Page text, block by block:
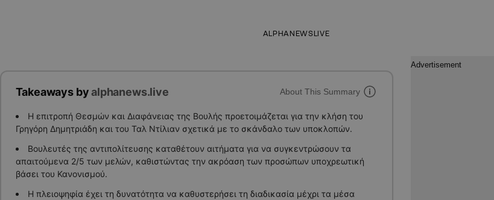
ALPHANEWSLIVE
Takeaways byalphanews.live About This Summary
Η επιτροπή Θεσμών και Διαφάνειας της Βουλής προετοιμάζεται για την κλήση του
Γρηγόρη Δημητριάδη και του Ταλ Ντίλιαν σχετικά με το σκάνδαλο των υποκλοπών.
Βουλευτές της αντιπολίτευσης καταθέτουν αιτήματα για να συγκεντρώσουν τα
απαιτούμενα 2/5 των μελών, καθιστώντας την ακρόαση των προσώπων υποχρεωτική
βάσει του Κανονισμού.
Η πλειοψηφία έχει τη δυνατότητα να καθυστερήσει τη διαδικασία μέχρι τα μέσα